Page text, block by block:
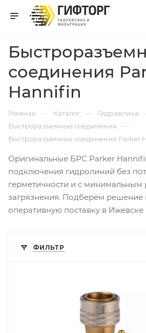
соединения
Hannifin
Главная — Каталог — Гидравлика
Быстроразъемные соединения —
Быстроразъемные соединения Parker
Оригинальные БРС Parker
подключения гидролиний без
герметичности и с минимальным
загрязнения. Подберём решение
оперативную поставку в
ФИЛЬТР